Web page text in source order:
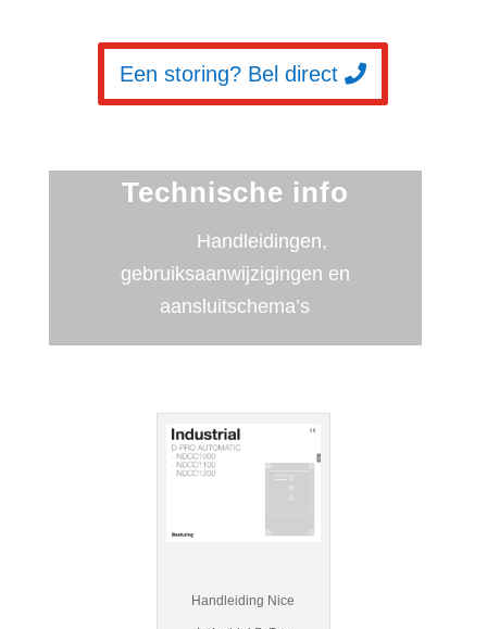
Een storing? Bel direct
Technische info
Handleidingen,
gebruiksaanwijzigingen en
aansluitschema’s
Handleiding Nice